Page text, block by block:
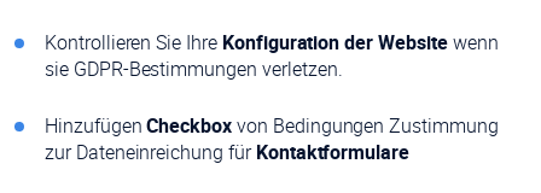
Kontrollieren Sie Ihre Konfiguration der Websitewenn
sie GDPR-Bestimmungen verletzen.
HinzufügenCheckboxvon Bedingungen Zustimmung
zur Dateneinreichung fürKontaktformulare